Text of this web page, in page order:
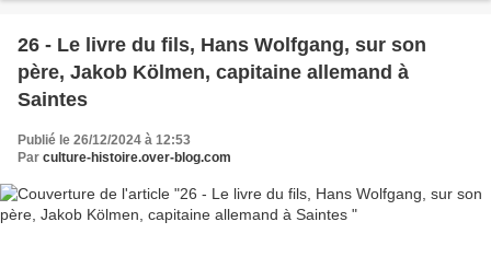
26 - Le livre du fils, Hans Wolfgang, sur son
père, Jakob Kölmen, capitaine allemand à
Saintes
Publié le 26/12/2024 à 12:53
Par culture-histoire.over-blog.com